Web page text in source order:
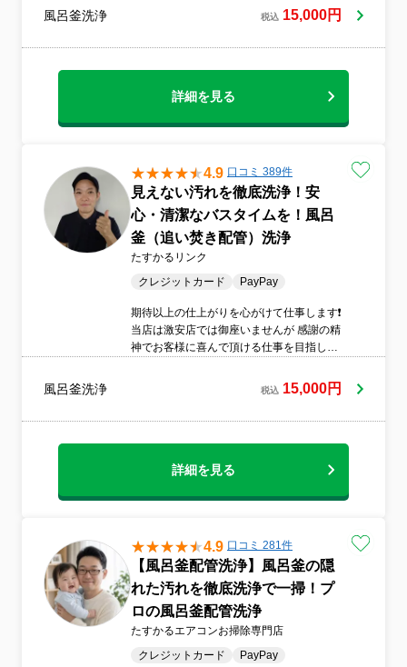
風呂釜洗浄 税込 15,000円
詳細を見る
4.9 口コミ 389件
見えない汚れを徹底洗浄！安
心・清潔なバスタイムを！風呂
釜（追い焚き配管）洗浄
たすかるリンク
クレジットカード
PayPay
期待以上の仕上がりを心がけて仕事します❗️
当店は激安店では御座いませんが 感謝の精
神でお客様に喜んで頂ける仕事を目指して
仕上げます。 お客様へ仕上がりに満足を提
供致します。 業界大手で経験した技術とサ
風呂釜洗浄 税込 15,000円
詳細を見る
4.9 口コミ 281件
【風呂釜配管洗浄】風呂釜の隠
れた汚れを徹底洗浄で一掃！プ
ロの風呂釜配管洗浄
たすかるエアコンお掃除専門店
クレジットカード
PayPay